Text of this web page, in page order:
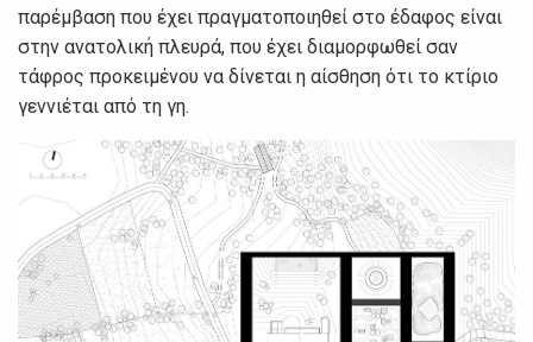
παρέμβαση που έχει πραγματοποιηθεί στο έδαφος είναι
στην ανατολική πλευρά, που έχει διαμορφωθεί σαν
τάφρος προκειμένου να δίνεται η αίσθηση ότι το κτίριο
γεννιέται από τη γη.